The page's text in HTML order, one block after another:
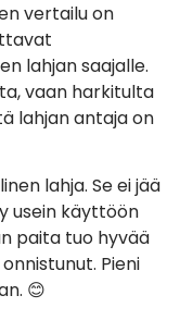
vertailu on
lahjan saajalle.
vaan harkitulta
lahjan antaja on
lahja. Se ei jää
usein käyttöön
paita tuo hyvää
Pieni
😊